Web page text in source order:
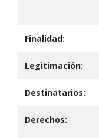
Finalidad:
Legitimación:
Destinatarios:
Derechos: